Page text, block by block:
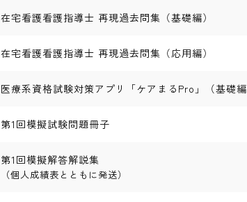
在宅看護看護指導士 再現過去問集（基礎編）
在宅看護看護指導士 再現過去問集（応用編）
医療系資格試験対策アプリ「ケアまるPro」（基礎
第1回模擬試験問題冊子
第1回模擬解答解説集
（個人成績表とともに発送）